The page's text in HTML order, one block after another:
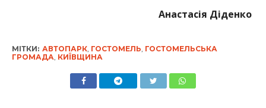
Анастасія Діденко
МІТКИ: АВТОПАРК, ГОСТОМЕЛЬ ГОСТОМЕЛЬСЬКА
ГРОМАДА КИЇВЩИНА